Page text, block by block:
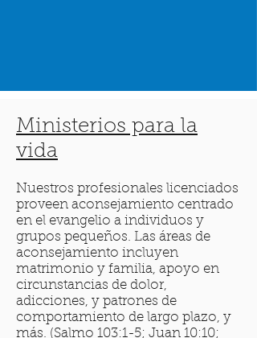
Ministerios para la
vida
Nuestros profesionales licenciados
proveen aconsejamiento centrado
en el evangelio a individuos y
grupos pequeños. Las áreas de
aconsejamiento incluyen
matrimonio y familia, apoyo en
circunstancias de dolor,
adicciones, y patrones de
comportamiento de largo plazo, y
más. (Salmo 103:1-5; Juan 10:10;